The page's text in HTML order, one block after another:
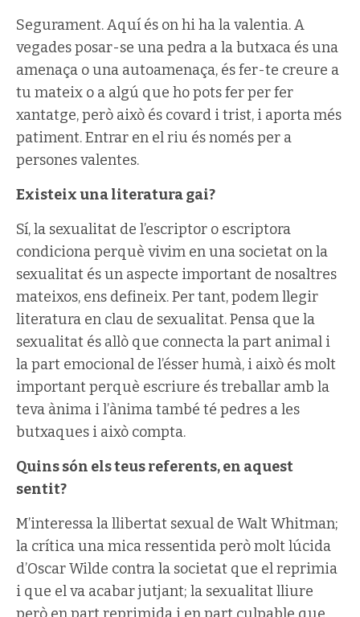
Segurament. Aquí és on hi ha la valentia. A
vegades posar-se una pedra a la butxaca és una
amenaça o una autoamenaça, és fer-te creure a
tu mateix o a algú que ho pots fer per fer
xantatge, però això és covard i trist, i aporta més
patiment. Entrar en el riu és només per a
persones valentes.
Existeix una literatura gai?
Sí, la sexualitat de l’escriptor o escriptora
condiciona perquè vivim en una societat on la
sexualitat és un aspecte important de nosaltres
mateixos, ens defineix. Per tant, podem llegir
literatura en clau de sexualitat. Pensa que la
sexualitat és allò que connecta la part animal i
la part emocional de l’ésser humà, i això és molt
important perquè escriure és treballar amb la
teva ànima i l’ànima també té pedres a les
butxaques i això compta.
Quins són els teus referents, en aquest
sentit?
M’interessa la llibertat sexual de Walt Whitman;
la crítica una mica ressentida però molt lúcida
d’Oscar Wilde contra la societat que el reprimia
i que el va acabar jutjant; la sexualitat lliure